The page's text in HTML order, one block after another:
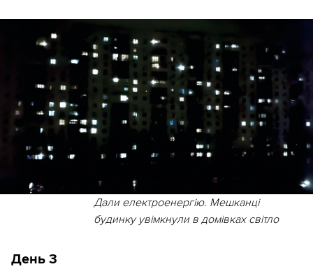
Дали електроенергію. Мешканці
будинку увімкнули в домівках світло
День 3